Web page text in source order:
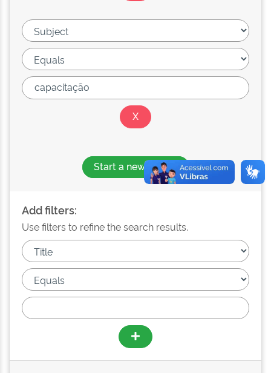
Start a new search
Add filters:
Use filters to refine the search results.